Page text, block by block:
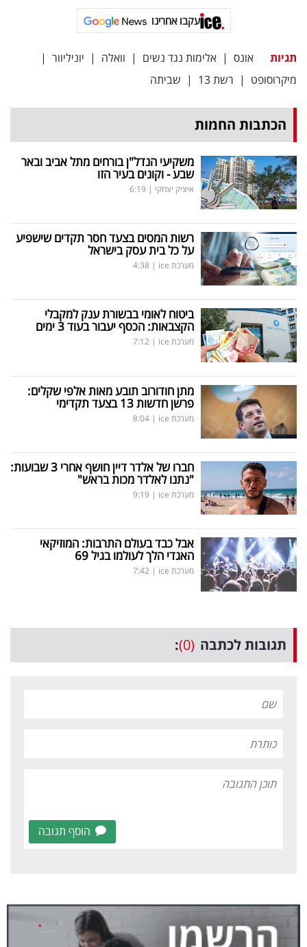
שיתופי
פעולה
דרושים
ניוזלטרים
מייל
אדום
פרסמו
באייס
אחרינו:
עקבו אחרינו
תגיות אונס | אלימות נגד נשים | וואלה | יוניליוור |
מיקרוסופט | רשת 13 | שביתה
הכתבות החמות
משקיעי הנדל"ן בורחים מתל אביב ובאר
שבע - וקונים בעיר הזו
איציק יצחקי |
6:19
רשות המסים בצעד חסר תקדים שישפיע
על כל בית עסק בישראל
מערכת ice |
4:38
ביטוח לאומי בבשורת ענק למקבלי
הקצבאות: הכסף יעבור בעוד 3 ימים
מערכת ice |
7:12
מתן חודורוב תובע מאות אלפי שקלים:
פרשן חדשות 13 בצעד תקדימי
מערכת ice |
8:04
חברו של אלדר דיין חושף אחרי 3 שבועות:
"נתנו לאלדר מכות בראש"
מערכת ice |
9:19
אבל כבד בעולם התרבות: המוזיקאי
האגדי הלך לעולמו בגיל 69
מערכת ice |
7:42
תגובות לכתבה (0)
:
הוסף תגובה